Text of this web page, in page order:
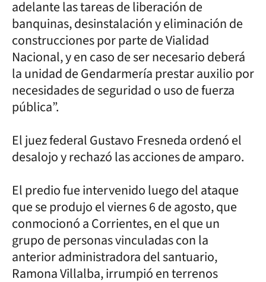
adelante las tareas de liberación de
banquinas, desinstalación y eliminación de
construcciones por parte de Vialidad
Nacional, y en caso de ser necesario deberá
la unidad de Gendarmería prestar auxilio por
necesidades de seguridad o uso de fuerza
pública”.
El juez federal Gustavo Fresneda ordenó el
desalojo y rechazó las acciones de amparo.
El predio fue intervenido luego del ataque
que se produjo el viernes 6 de agosto, que
conmocionó a Corrientes, en el que un
grupo de personas vinculadas con la
anterior administradora del santuario,
Ramona Villalba, irrumpió en terrenos